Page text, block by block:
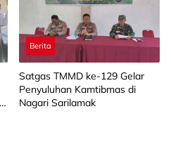
Berita
Satgas TMMD ke-129 Gelar
Penyuluhan Kamtibmas di
Nagari Sarilamak